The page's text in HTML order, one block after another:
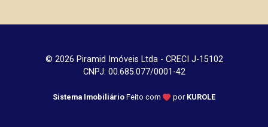
© 2026 Piramid Imóveis Ltda - CRECI J-15102
CNPJ: 00.685.077/0001-42
Sistema Imobiliário Feito com por KUROLE